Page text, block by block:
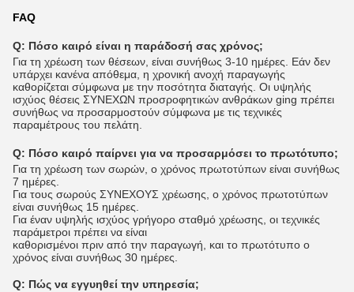
FAQ
Q: Πόσο καιρό είναι η παράδοσή σας χρόνος;
Για τη χρέωση των θέσεων, είναι συνήθως 3-10 ημέρες. Εάν δεν
υπάρχει κανένα απόθεμα, η χρονική ανοχή παραγωγής
καθορίζεται σύμφωνα με την ποσότητα διαταγής. Οι υψηλής
ισχύος θέσεις ΣΥΝΕΧΩΝ προσροφητικών ανθράκων ging πρέπει
συνήθως να προσαρμοστούν σύμφωνα με τις τεχνικές
παραμέτρους του πελάτη.
Q: Πόσο καιρό παίρνει για να προσαρμόσει το πρωτότυπο;
Για τη χρέωση των σωρών, ο χρόνος πρωτοτύπων είναι συνήθως
7 ημέρες.
Για τους σωρούς ΣΥΝΕΧΟΥΣ χρέωσης, ο χρόνος πρωτοτύπων
είναι συνήθως 15 ημέρες.
Για έναν υψηλής ισχύος γρήγορο σταθμό χρέωσης, οι τεχνικές
παράμετροι πρέπει να είναι
καθορισμένοι πριν από την παραγωγή, και το πρωτότυπο ο
χρόνος είναι συνήθως 30 ημέρες.
Q: Πώς να εγγυηθεί την υπηρεσία;